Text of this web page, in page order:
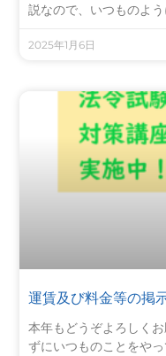
説なので、いつものよ
2025年1月6日
運賃及び料金等の掲
本年もどうぞよろしく
ずにいつものことをや